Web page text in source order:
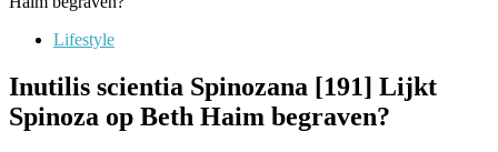
Lifestyle
Inutilis scientia Spinozana [191] Lijkt
Spinoza op Beth Haim begraven?